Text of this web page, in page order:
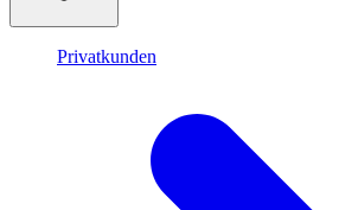
Privatkunden